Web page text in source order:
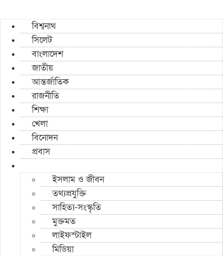
বিশ্বনাথ
সিলেট
বাংলাদেশ
জাতীয়
আন্তর্জাতিক
রাজনীতি
শিক্ষা
খেলা
বিনোদন
প্রবাস
ইসলাম ও জীবন
তথ্যপ্রযুক্তি
সাহিত্য-সংস্কৃতি
মুক্তমত
লাইফস্টাইল
মিডিয়া